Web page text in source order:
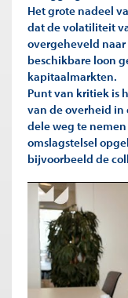
Het grote nadeel
dat de volatiliteit
overgeheveld
beschikbare loon
kapitaalmarkten.
Punt van kritiek is
van de overheid in
dele weg te
omslagstelsel
bijvoorbeeld de